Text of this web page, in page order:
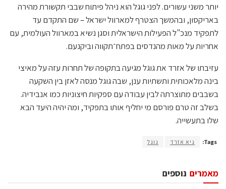
יותר משני עשורים. לפני גוגל הוא ניהל פיתוח שבבי תקשורת מהירה
באריקסון, ובהמשך הצטרף למארוול ישראל – שם התקדם עד
לתפקיד מנכ"ל הפעילות הישראלית וסגן נשיא במארוול העולמית, עם
אחריות על מאות מהנדסים בפתח־תקווה וביקנעם.
עזיבתו של אזרד את גוגל מגיעה בתקופה של תחרות עזה על מאיצי
בינה מלאכותית ותשתיות ענן, שבה גוגל מנסה לאזן בין השקעה
בשבבים מתוצרתה לבין עבודה עם ספקיות חיצוניות כמו אנבידיה.
בשלב זה טרם פורסם מי יחליף אותו בתפקיד, ומה יהיה היעד הבא
שלו בתעשייה.
Tags: גיא אזרד גוגל
נוספים מאמרים